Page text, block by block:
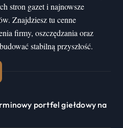
stron gazet i najnowsze
Znajdziesz tu cenne
firmy, oszczędzania oraz
stabilną przyszłość.
portfel giełdowy na